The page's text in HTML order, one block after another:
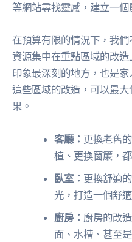
等網站尋找靈感，建立一個
在預算有限的情況下，我
資源集中在重點區域的改
印象最深刻的地方，也是
這些區域的改造，可以最
果。
客廳： 更換老舊
植、更換窗簾，
臥室： 更換舒適
光，打造一個舒
廚房： 廚房的改
面、水槽、甚至